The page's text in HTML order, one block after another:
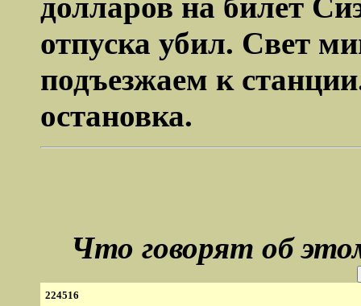
долларов на билет
отпуска убил. Свет
подъезжаем к
остановка.
Что говорят об
224516